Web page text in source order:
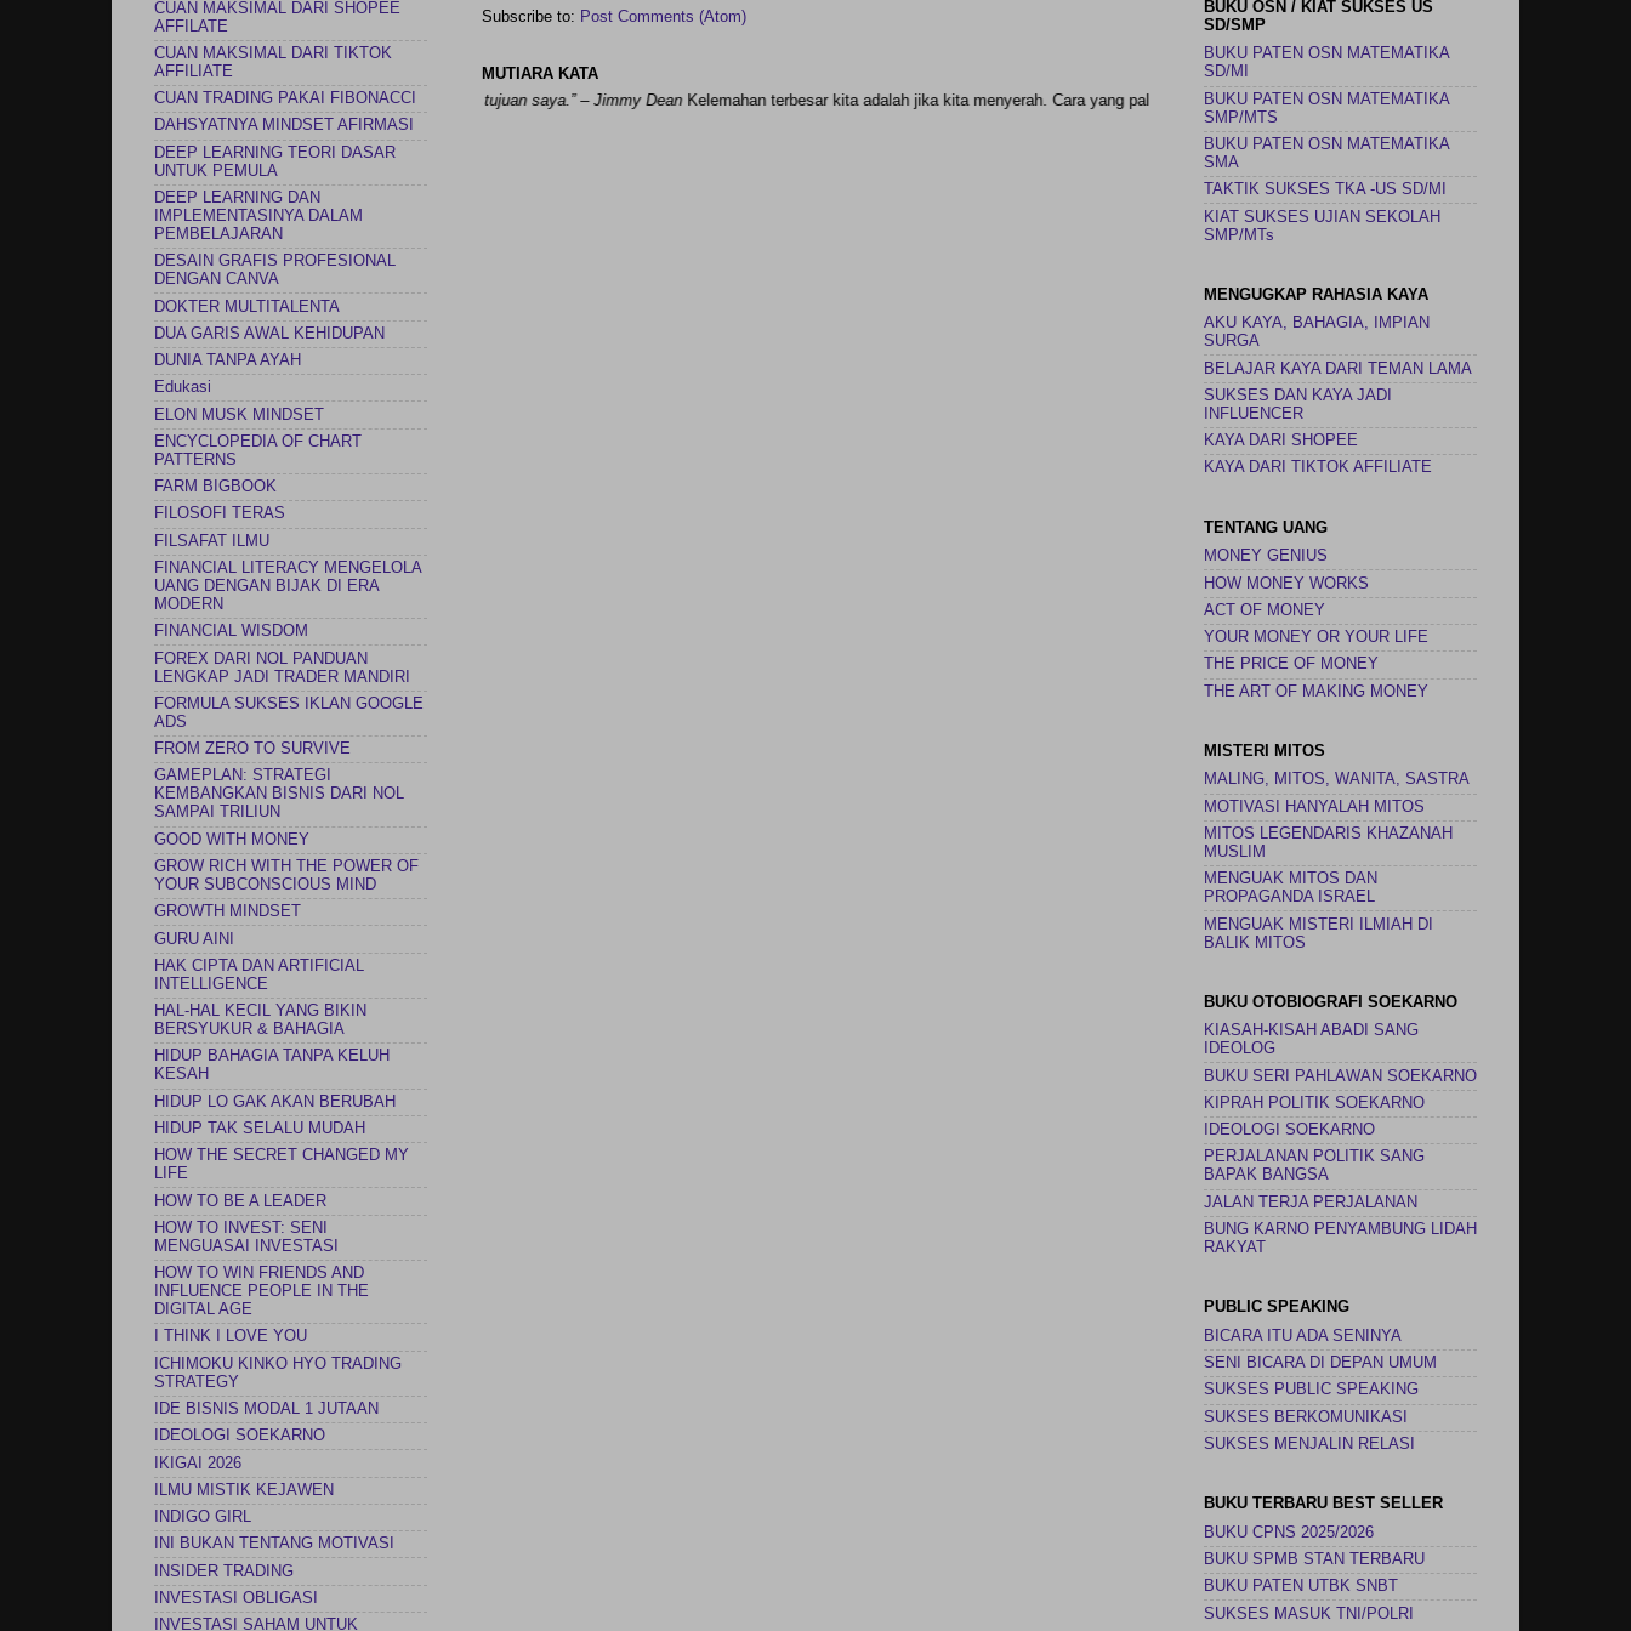
Subscribe to: Post Comments (Atom)
MUTIARA KATA
menyesuaikan pelayaran saya untuk selalu menggapai tujuan saya.” – Jimmy DeanKelemahan terbesar kita adalah jika kita
CUAN MAKSIMAL DARI SHOPEE
AFFILATE
CUAN MAKSIMAL DARI TIKTOK
AFFILIATE
CUAN TRADING PAKAI FIBONACCI
DAHSYATNYA MINDSET AFIRMASI
DEEP LEARNING TEORI DASAR
UNTUK PEMULA
DEEP LEARNING DAN
IMPLEMENTASINYA DALAM
PEMBELAJARAN
DESAIN GRAFIS PROFESIONAL
DENGAN CANVA
DOKTER MULTITALENTA
DUA GARIS AWAL KEHIDUPAN
DUNIA TANPA AYAH
Edukasi
ELON MUSK MINDSET
ENCYCLOPEDIA OF CHART
PATTERNS
FARM BIGBOOK
FILOSOFI TERAS
FILSAFAT ILMU
FINANCIAL LITERACY MENGELOLA
UANG DENGAN BIJAK DI ERA
MODERN
FINANCIAL WISDOM
FOREX DARI NOL PANDUAN
LENGKAP JADI TRADER MANDIRI
FORMULA SUKSES IKLAN GOOGLE
ADS
FROM ZERO TO SURVIVE
GAMEPLAN: STRATEGI
KEMBANGKAN BISNIS DARI NOL
SAMPAI TRILIUN
GOOD WITH MONEY
GROW RICH WITH THE POWER OF
YOUR SUBCONSCIOUS MIND
GROWTH MINDSET
GURU AINI
HAK CIPTA DAN ARTIFICIAL
INTELLIGENCE
HAL-HAL KECIL YANG BIKIN
BERSYUKUR & BAHAGIA
HIDUP BAHAGIA TANPA KELUH
KESAH
HIDUP LO GAK AKAN BERUBAH
HIDUP TAK SELALU MUDAH
HOW THE SECRET CHANGED MY
LIFE
HOW TO BE A LEADER
HOW TO INVEST: SENI
MENGUASAI INVESTASI
HOW TO WIN FRIENDS AND
INFLUENCE PEOPLE IN THE
DIGITAL AGE
I THINK I LOVE YOU
ICHIMOKU KINKO HYO TRADING
STRATEGY
IDE BISNIS MODAL 1 JUTAAN
IDEOLOGI SOEKARNO
IKIGAI 2026
ILMU MISTIK KEJAWEN
INDIGO GIRL
INI BUKAN TENTANG MOTIVASI
INSIDER TRADING
INVESTASI OBLIGASI
INVESTASI SAHAM UNTUK
BUKU OSN / KIAT SUKSES US
SD/SMP
BUKU PATEN OSN MATEMATIKA
SD/MI
BUKU PATEN OSN MATEMATIKA
SMP/MTS
BUKU PATEN OSN MATEMATIKA
SMA
TAKTIK SUKSES TKA -US SD/MI
KIAT SUKSES UJIAN SEKOLAH
SMP/MTs
MENGUGKAP RAHASIA KAYA
AKU KAYA, BAHAGIA, IMPIAN
SURGA
BELAJAR KAYA DARI TEMAN LAMA
SUKSES DAN KAYA JADI
INFLUENCER
KAYA DARI SHOPEE
KAYA DARI TIKTOK AFFILIATE
TENTANG UANG
MONEY GENIUS
HOW MONEY WORKS
ACT OF MONEY
YOUR MONEY OR YOUR LIFE
THE PRICE OF MONEY
THE ART OF MAKING MONEY
MISTERI MITOS
MALING, MITOS, WANITA, SASTRA
MOTIVASI HANYALAH MITOS
MITOS LEGENDARIS KHAZANAH
MUSLIM
MENGUAK MITOS DAN
PROPAGANDA ISRAEL
MENGUAK MISTERI ILMIAH DI
BALIK MITOS
BUKU OTOBIOGRAFI SOEKARNO
KIASAH-KISAH ABADI SANG
IDEOLOG
BUKU SERI PAHLAWAN SOEKARNO
KIPRAH POLITIK SOEKARNO
IDEOLOGI SOEKARNO
PERJALANAN POLITIK SANG
BAPAK BANGSA
JALAN TERJA PERJALANAN
BUNG KARNO PENYAMBUNG LIDAH
RAKYAT
PUBLIC SPEAKING
BICARA ITU ADA SENINYA
SENI BICARA DI DEPAN UMUM
SUKSES PUBLIC SPEAKING
SUKSES BERKOMUNIKASI
SUKSES MENJALIN RELASI
BUKU TERBARU BEST SELLER
BUKU CPNS 2025/2026
BUKU SPMB STAN TERBARU
BUKU PATEN UTBK SNBT
SUKSES MASUK TNI/POLRI